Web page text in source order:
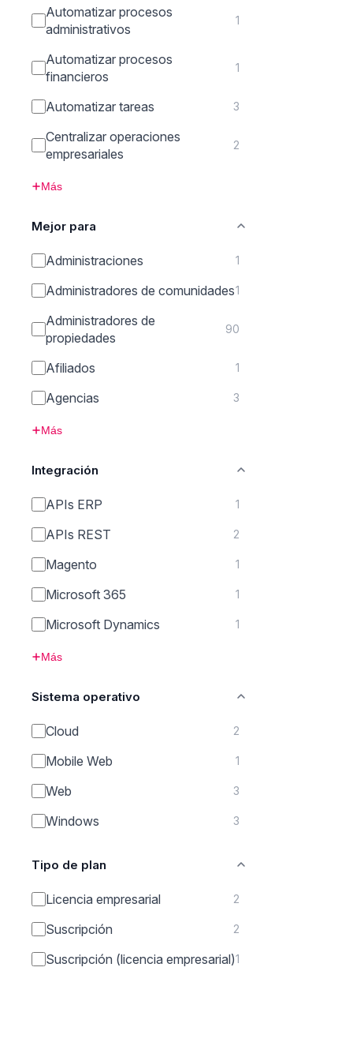
Automatizar procesos
administrativos
1
Automatizar procesos
financieros
1
Automatizar tareas 3
Centralizar operaciones
empresariales
2
Más
Mejor para
Administraciones 1
Administradores de comunidades1
Administradores de
propiedades
90
Afiliados 1
Agencias 3
Más
Integración
APIs ERP 1
APIs REST 2
Magento 1
Microsoft 365 1
Microsoft Dynamics 1
Más
Sistema operativo
Cloud 2
Mobile Web 1
Web 3
Windows 3
Tipo de plan
Licencia empresarial 2
Suscripción 2
Suscripción (licencia empresarial)1